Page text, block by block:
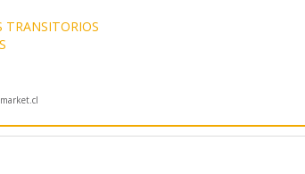
TRANSITORIOS